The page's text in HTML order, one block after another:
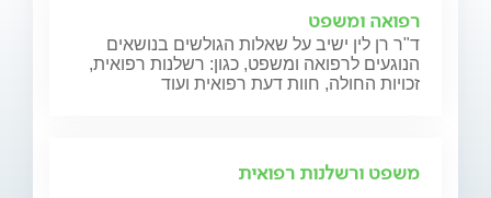
רפואה ומשפט
ד"ר רן לין ישיב על שאלות הגולשים בנושאים
הנוגעים לרפואה ומשפט, כגון: רשלנות רפואית,
זכויות החולה, חוות דעת רפואית ועוד
משפט ורשלנות רפואית